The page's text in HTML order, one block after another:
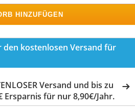
HINZUFÜGEN
den kostenlosen Versand für
Versand und bis zu
Ersparnis für nur 8,90€/Jahr.